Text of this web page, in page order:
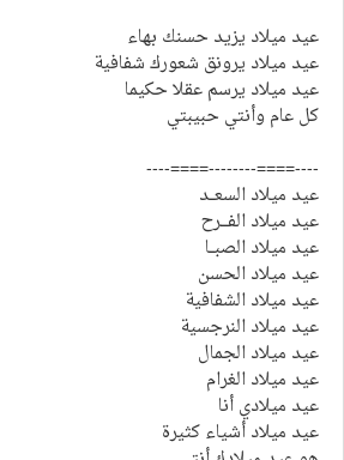
عيد ميلاد يزيد حسنك بهاء
عيد ميلاد يرونق شعورك شفافية
عيد ميلاد يرسم عقلا حكيما
كل عام وأنتي حبيبتي
----====--------====----
عيد ميلاد السعــد
عيد ميلاد الفـــرح
عيد ميلاد الصبــا
عيد ميلاد الحسن
عيد ميلاد الشفافية
عيد ميلاد النرجسية
عيد ميلاد الجمال
عيد ميلاد الغرام
عيد ميلادي أنا
عيد ميلاد أشياء كثيرة